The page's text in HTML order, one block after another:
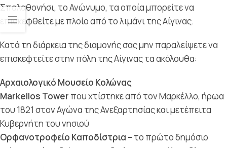
Σπαλαθονήσι, το Ανώνυμο, τα οποία μπορείτε να
επισκεφθείτε με πλοίο από το λιμάνι της Αίγινας.
Κατά τη διάρκεια της διαμονής σας μην παραλείψετε να
επισκεφτείτε στην πόλη της Αίγινας τα ακόλουθα:
Αρχαιολογικό Μουσείο Κολώνας
Markellos Tower που χτίστηκε από τον Μαρκέλλο, ήρωα
του 1821 στον Αγώνα της Ανεξαρτησίας και μετέπειτα
Κυβερνήτη του νησιού
Ορφανοτροφείο Καποδίστρια – το πρώτο δημόσιο